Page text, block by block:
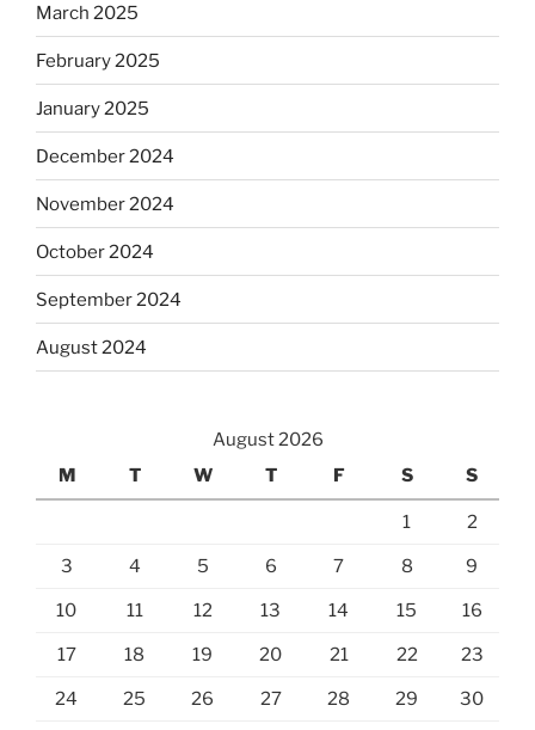
March 2025
February 2025
January 2025
December 2024
November 2024
October 2024
September 2024
August 2024
August 2026
M
T W T F S S
1 2
3 4 5 6 7 8 9
10 11 12 13 14 15 16
17 18 19 20 21 22 23
24 25 26 27 28 29 30